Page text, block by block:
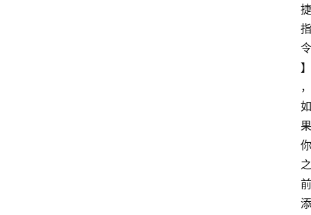
捷
指
令
】
，
如
果
你
之
前
添